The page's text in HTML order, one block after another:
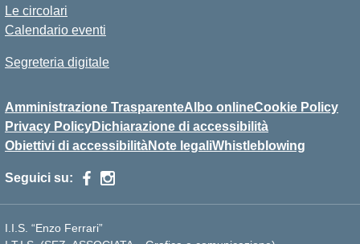
Le circolari
Calendario eventi
Segreteria digitale
Amministrazione TrasparenteAlbo onlineCookie Policy
Privacy PolicyDichiarazione di accessibilità
Obiettivi di accessibilitàNote legaliWhistleblowing
Seguici su:
I.I.S. “Enzo Ferrari”